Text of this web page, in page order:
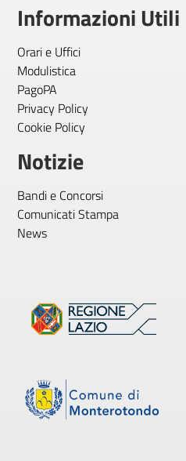
Informazioni Utili
Orari e Uffici
Modulistica
PagoPA
Privacy Policy
Cookie Policy
Notizie
Bandi e Concorsi
Comunicati Stampa
News